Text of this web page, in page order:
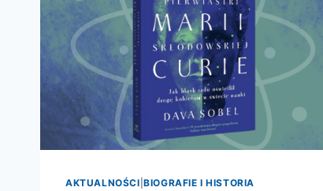
AKTUALNOŚCI |BIOGRAFIE I HISTORIA